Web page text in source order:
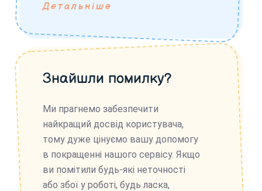
Детальніше
Знайшли помилку?
Ми прагнемо забезпечити
найкращий досвід користувача,
тому дуже цінуємо вашу допомогу
в покращенні нашого сервісу. Якщо
ви помітили будь-які неточності
або збої у роботі, будь ласка,